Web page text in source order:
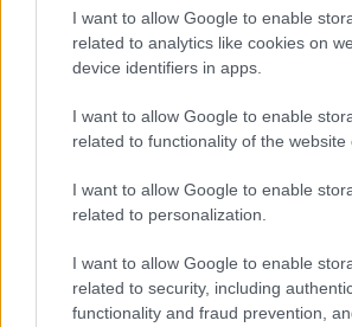
I want to allow Google to enable
related to analytics like cookies on
device identifiers in apps.
I want to allow Google to enable
related to functionality of the website
I want to allow Google to enable
related to personalization.
I want to allow Google to enable
related to security, including
functionality and fraud prevention,
Az anya, aki 47 évet töltött a
bárcsak meg sem született